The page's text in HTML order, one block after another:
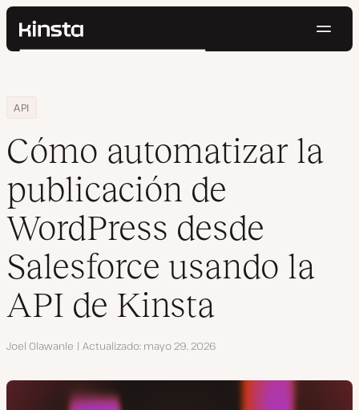
Kinsta®
Contacto
Buscar
Home
Centro de Recursos
Blog
API
Cómo automatizar la publicación de WordPress desde
Cómo automatizar la
publicación de
WordPress desde
Salesforce usando la
API de Kinsta
Autor
Joel Olawanle Actualizado mayo 29, 2026